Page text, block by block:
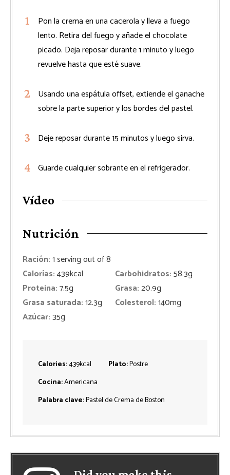
Pon la crema en una cacerola y lleva a fuego
lento. Retira del fuego y añade el chocolate
picado. Deja reposar durante 1 minuto y luego
revuelve hasta que esté suave.
Usando una espátula offset, extiende el ganache
sobre la parte superior y los bordes del pastel.
Deje reposar durante 15 minutos y luego sirva.
Guarde cualquier sobrante en el refrigerador.
Vídeo
Nutrición
Ración:1serving out of 8
Calorías:439kcal Carbohidratos:58.3g
Proteina:7.5g Grasa:20.9g
Grasa saturada:12.3g Colesterol:140mg
Azúcar:35g
Calories:439kcal Plato:Postre
Cocina:Americana
Palabra clave:Pastel de Crema de Boston